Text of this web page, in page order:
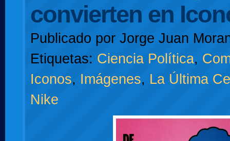
convierten en
Publicado por Jorge Juan
Etiquetas: Ciencia Política,
Iconos, Imágenes, La Última
Nike